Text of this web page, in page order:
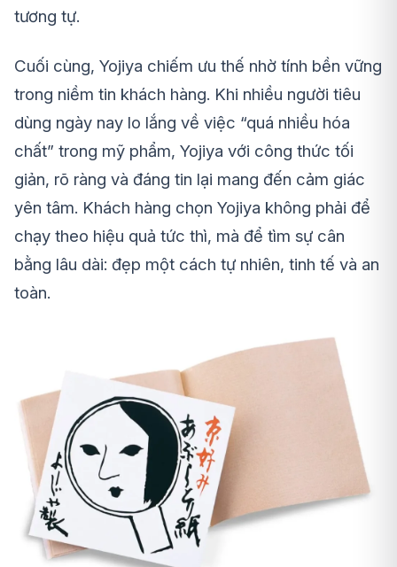
tương tự.
Cuối cùng, Yojiya chiếm ưu thế nhờ tính bền vững
trong niềm tin khách hàng. Khi nhiều người tiêu
dùng ngày nay lo lắng về việc “quá nhiều hóa
chất” trong mỹ phẩm, Yojiya với công thức tối
giản, rõ ràng và đáng tin lại mang đến cảm giác
yên tâm. Khách hàng chọn Yojiya không phải để
chạy theo hiệu quả tức thì, mà để tìm sự cân
bằng lâu dài: đẹp một cách tự nhiên, tinh tế và an
toàn.